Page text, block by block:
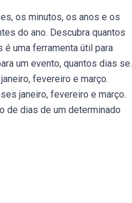
os minutos, os anos e os
do ano. Descubra quantos
é uma ferramenta útil para
um evento, quantos dias se.
fevereiro e março.
janeiro, fevereiro e março.
de dias de um determinado